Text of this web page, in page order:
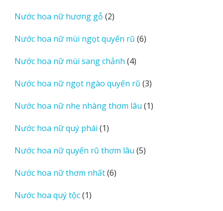
phẩm
Nước hoa nữ hương gỗ 22
phẩm
Nước hoa nữ mùi ngọt quyến rũ 66
Nước hoa nữ mùi sang chảnh 44
phẩm
Nước hoa nữ ngọt ngào quyến rũ 33
phẩm
Nước hoa nữ nhẹ nhàng thơm lâu 11
Nước hoa nữ quý phái 11
phẩm
Nước hoa nữ quyến rũ thơm lâu 55
Nước hoa nữ thơm nhất 66
Nước hoa quý tộc 11